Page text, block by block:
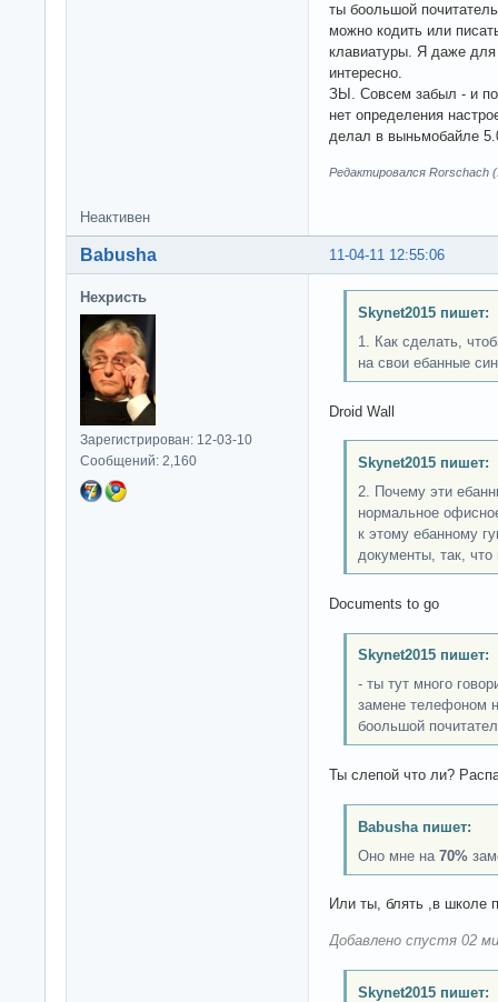
ты боольшой
можно кодить или
клавиатуры. Я даже
интересно.
ЗЫ. Совсем забыл - и
нет определения
делал в выньмобайле
Редактировался Rorschach
Неактивен
11-04-11 12:55:06
Babusha
Нехристь
Зарегистрирован: 12-03-10
Сообщений: 2,160
Skynet2015 пишет:
1. Как сделать,
на свои ебанные
Droid Wall
Skynet2015 пишет:
2. Почему эти
нормальное
к этому ебанному
документы, так,
Documents to go
Skynet2015 пишет:
- ты тут много
замене телефоном
боольшой
Ты слепой что ли?
Babusha пишет:
Оно мне на70%
Или ты, блять ,в школе
Добавлено спустя 02
Skynet2015 пишет: